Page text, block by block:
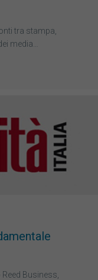
tra stampa,
media…
Business,